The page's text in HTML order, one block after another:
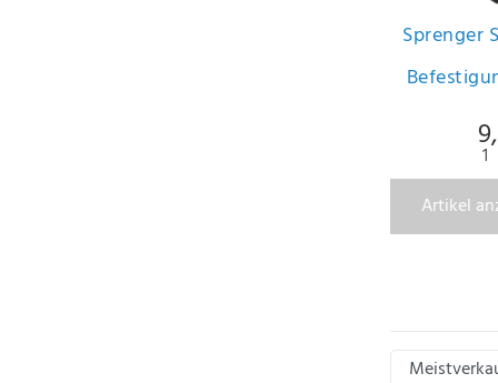
Sprenger
1
Artikel